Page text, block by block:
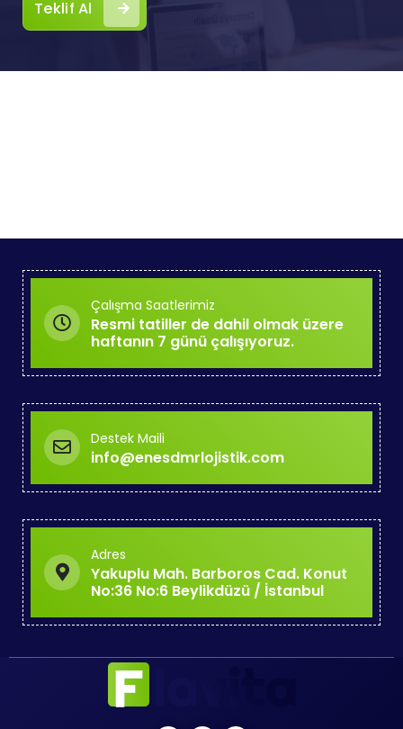
Teklif Al
Çalışma Saatlerimiz
Resmi tatiller de dahil olmak üzere
haftanın 7 günü çalışıyoruz.
Destek Maili
info@enesdmrlojistik.com
Adres
Yakuplu Mah. Barboros Cad. Konut
No:36 No:6 Beylikdüzü / İstanbul